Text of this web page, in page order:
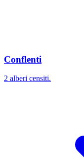
Conflenti
2 alberi censiti.